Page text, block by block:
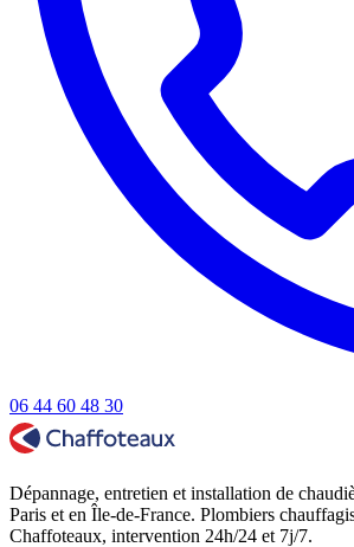
06 44 60 48 30
Dépannage, entretien et installation de
Paris et en Île-de-France. Plombiers
Chaffoteaux, intervention 24h/24 et 7j/7.